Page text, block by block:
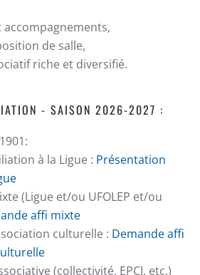
accompagnements,
de salle,
riche et diversifié.
- SAISON 2026-2027 :
à la Ligue : Présentation
(Ligue et/ou UFOLEP et/ou
affi mixte
culturelle : Demande affi
(collectivité, EPCI, etc.)